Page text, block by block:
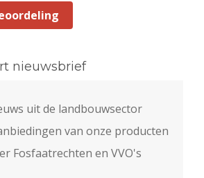
nieuwsbrief
uit de landbouwsector
van onze producten
Fosfaatrechten en VVO's